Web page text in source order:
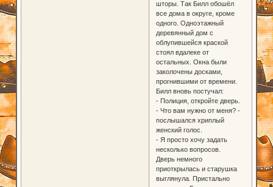
шторы. Так Билл обошёл
все дома в округе, кроме
одного. Одноэтажный
деревянный дом с
облупившейся краской
стоял вдалеке от
остальных. Окна были
заколочены досками,
прогнившими от времени.
Билл вновь постучал:
- Полиция, откройте дверь.
- Что вам нужно от меня? -
послышался хриплый
женский голос.
- Я просто хочу задать
несколько вопросов.
Дверь немного
приоткрылась и старушка
выглянула. Пристально